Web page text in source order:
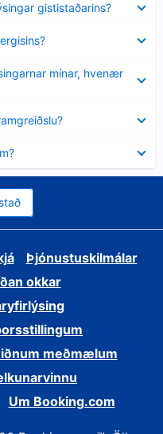
gististaðarins?
mínar, hvenær
Þjónustuskilmálar
okkar
meðmælum
Um Booking.com